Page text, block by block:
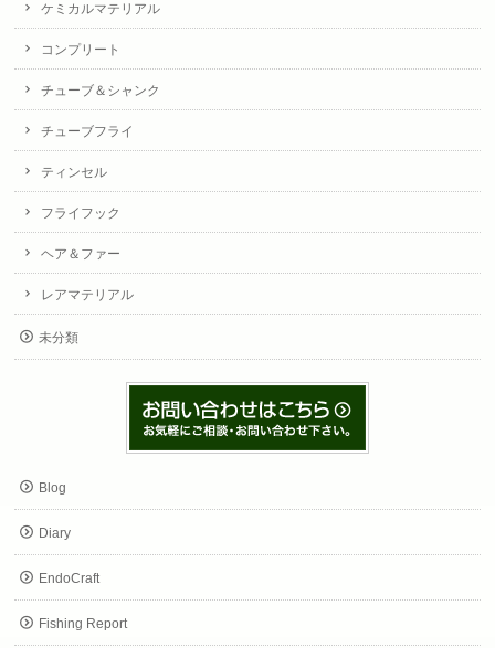
ケミカルマテリアル
コンプリート
チューブ＆シャンク
チューブフライ
ティンセル
フライフック
ヘア＆ファー
レアマテリアル
未分類
Blog
Diary
EndoCraft
Fishing Report